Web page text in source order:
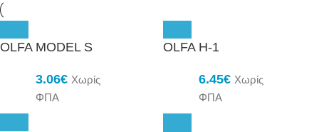
OLFA MODEL S
3.06€ Χωρίς
ΦΠΑ
OLFA H-1
6.45€ Χωρίς
ΦΠΑ